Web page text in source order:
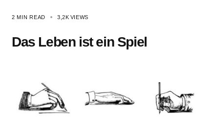
2 MIN READ 3,2K VIEWS
Das Leben ist ein Spiel